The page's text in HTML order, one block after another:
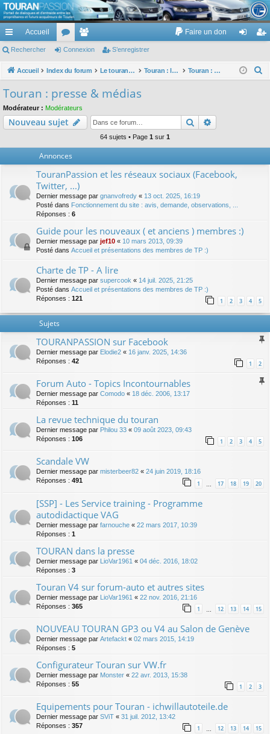
TouranPassion
Le forum des propriétaires ou futurs acquéreurs du Volkswagen Touran
cc
ès
pi
de
Accueil
or
u
e
m
Faire un don
ne nr
Rechercher Connexion S’enregistrer
Accueil Index du forum Le touran dans ses versions I (V1 V2 V3) et II ... Touran : les modèles, les prix, les achats, les options, ... Touran : presse & médias
c
Touran : presse & médias
Modérateur : Modérateurs
Nouveau sujet Rechercher
64 sujets • Page 1 sur 1
Annonces
TouranPassion et les réseaux sociaux (Facebook,
Twitter, ...)
Dernier message par gnanvofredy « 13 oct. 2025, 16:19
Posté dans Fonctionnement du site : avis, demande, observations, ...
Réponses : 6
Guide pour les nouveaux ( et anciens ) membres :)
Dernier message par jef10 « 10 mars 2013, 09:39
Posté dans Accueil et présentations des membres de TP :)
Charte de TP - A lire
Dernier message par supercook « 14 juil. 2025, 21:25
Posté dans Accueil et présentations des membres de TP :)
Réponses : 121 1 2 3 4 5
Sujets
TOURANPASSION sur Facebook
Dernier message par Elodie2 « 16 janv. 2025, 14:36
Réponses : 42 1 2
Forum Auto - Topics Incontournables
Dernier message par Comodo « 18 déc. 2006, 13:17
Réponses : 11
La revue technique du touran
Dernier message par Philou 33 « 09 août 2023, 09:43
Réponses : 106 1 2 3 4 5
Scandale VW
Dernier message par misterbeer82 « 24 juin 2019, 18:16
Réponses : 491 1 17 18 19 20
[SSP] - Les Service training - Programme
autodidactique VAG
Dernier message par farnouche « 22 mars 2017, 10:39
Réponses : 1
TOURAN dans la presse
Dernier message par LioVar1961 « 04 déc. 2016, 18:02
Réponses : 3
Touran V4 sur forum-auto et autres sites
Dernier message par LioVar1961 « 22 nov. 2016, 21:16
Réponses : 365 1 12 13 14 15
NOUVEAU TOURAN GP3 ou V4 au Salon de Genève
Dernier message par Artefackt « 02 mars 2015, 14:19
Réponses : 5
Configurateur Touran sur VW.fr
Dernier message par Monster « 22 avr. 2013, 15:38
Réponses : 55 1 2 3
Equipements pour Touran - ichwillautoteile.de
Dernier message par SViT « 31 juil. 2012, 13:42
Réponses : 357 1 12 13 14 15